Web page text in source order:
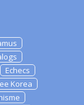
Echecs
Korea